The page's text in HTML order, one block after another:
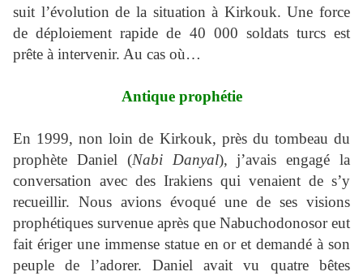
suit l’évolution de la situation à Kirkouk. Une force
de déploiement rapide de 40 000 soldats turcs est
prête à intervenir. Au cas où…
Antique prophétie
En 1999, non loin de Kirkouk, près du tombeau du
prophète Daniel (Nabi Danyal), j’avais engagé la
conversation avec des Irakiens qui venaient de s’y
recueillir. Nous avions évoqué une de ses visions
prophétiques survenue après que Nabuchodonosor eut
fait ériger une immense statue en or et demandé à son
peuple de l’adorer. Daniel avait vu quatre bêtes